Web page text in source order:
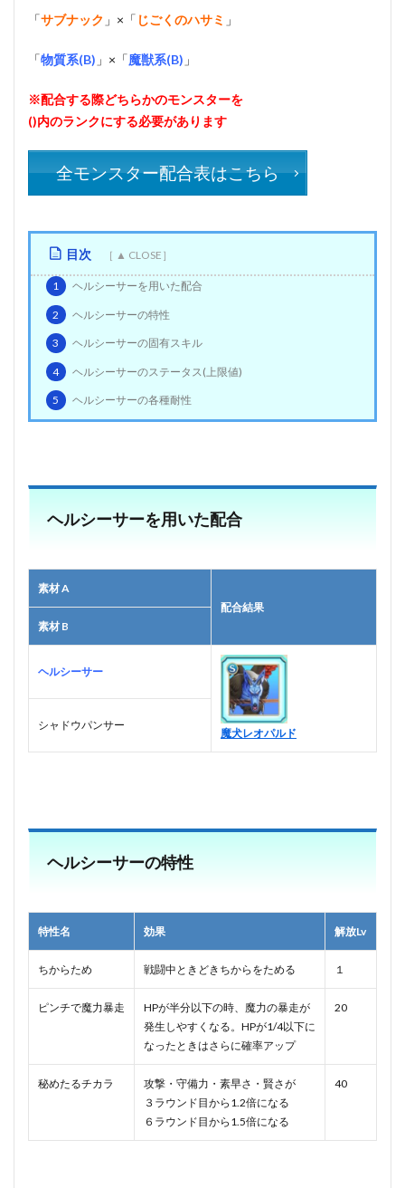
「サブナック 」×「 じごくのハサミ 」
「物質系(B) 」×「魔獣系(B) 」
※配合する際どちらかのモンスターを
()内のランクにする必要があります
全モンスター配合表はこちら
目次
1 ヘルシーサーを用いた配合
2 ヘルシーサーの特性
3 ヘルシーサーの固有スキル
4 ヘルシーサーのステータス(上限値)
5 ヘルシーサーの各種耐性
ヘルシーサーを用いた配合
素材 A
配合結果
素材 B
ヘルシーサー
魔犬レオパルド
シャドウパンサー
ヘルシーサーの特性
特性名 効果 解放Lv
ちからため 戦闘中ときどきちからをためる １
ピンチで魔力暴走
HPが半分以下の時、魔力の暴走が
発生しやすくなる。HPが1/4以下に
なったときはさらに確率アップ
20
秘めたるチカラ
攻撃・守備力・素早さ・賢さが
３ラウンド目から1.2倍になる
６ラウンド目から1.5倍になる
40